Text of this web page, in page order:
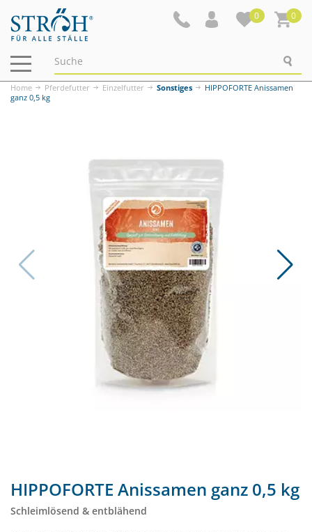
0 0
Navigation
ein-/ausblenden
Home Pferdefutter Einzelfutter Sonstiges
HIPPOFORTE Anissamen
ganz 0,5 kg
HIPPOFORTE Anissamen ganz 0,5 kg
Schleimlösend & entblähend